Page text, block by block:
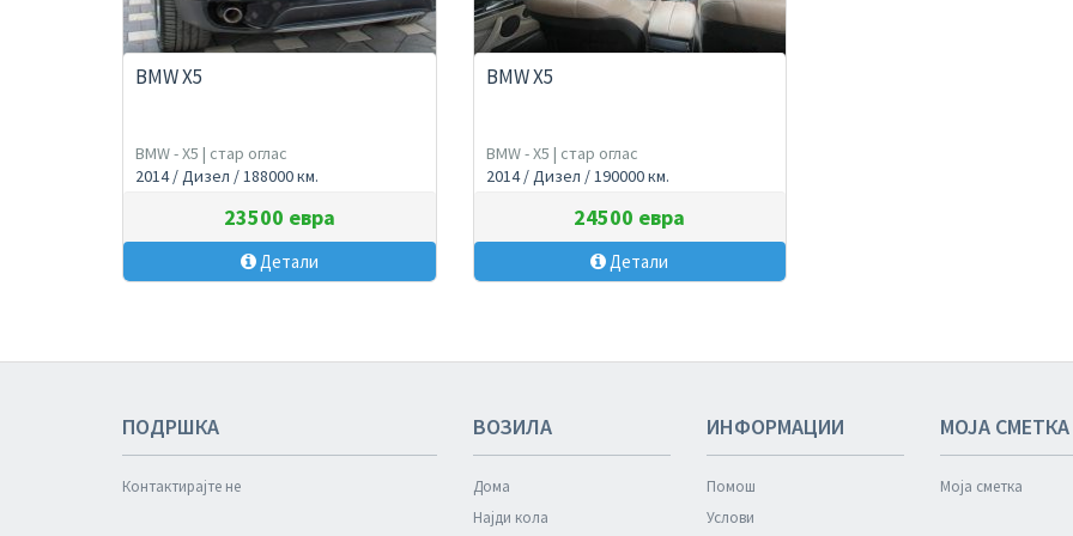
BMW X5
BMW - X5 | стар оглас
2014 / Дизел / 188000 км.
23500 евра
Детали
BMW X5
BMW - X5 | стар оглас
2014 / Дизел / 190000 км.
24500 евра
Детали
ПОДРШКА
Контактирајте не
ВОЗИЛА
Дома
Најди кола
ИНФОРМАЦИИ
Помош
Услови
МОЈА СМЕТКА
Моја сметка